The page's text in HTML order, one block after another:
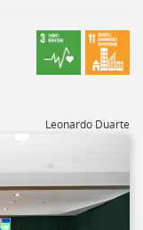
Leonardo Duarte